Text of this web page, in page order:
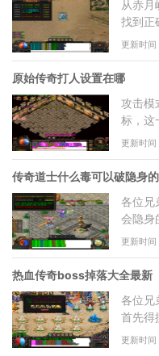
从赤
找到正
构，赤
更新时
原始传奇打人设置在哪
攻击模
标，这
界面右
更新时
传奇道士什么毒可以破隐身的
各位兄
会隐身
派上大
更新时
热血传奇boss掉落大全最新
各位兄
首先得
是为了
更新时